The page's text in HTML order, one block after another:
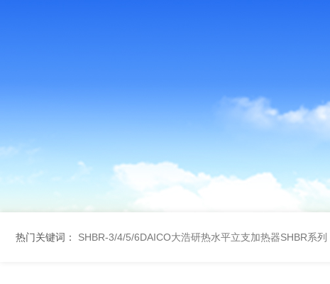
热门关键词： SHBR-3/4/5/6DAICO大浩研热水平立支加热器SHBR系列